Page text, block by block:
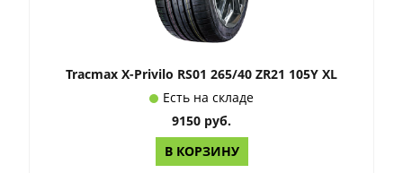
Tracmax X-Privilo RS01 265/40 ZR21 105Y XL
Есть на складе
9150 руб.
В КОРЗИНУ